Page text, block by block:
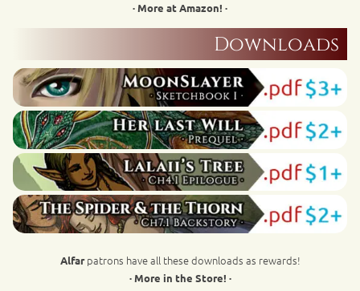
· More at Amazon! ·
Downloads
Alfarpatrons have all these downloads as rewards!
· More in the Store! ·